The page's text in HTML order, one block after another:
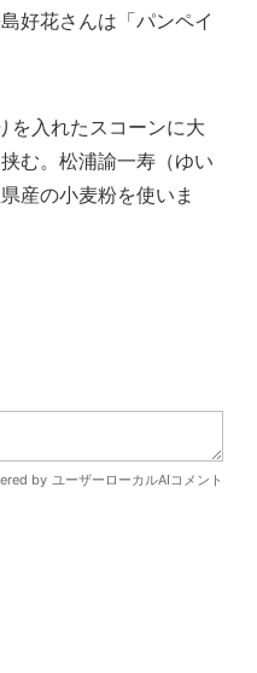
好花さんは「パンペイ
を入れたスコーンに大
む。松浦諭一寿（ゆい
産の小麦粉を使いま